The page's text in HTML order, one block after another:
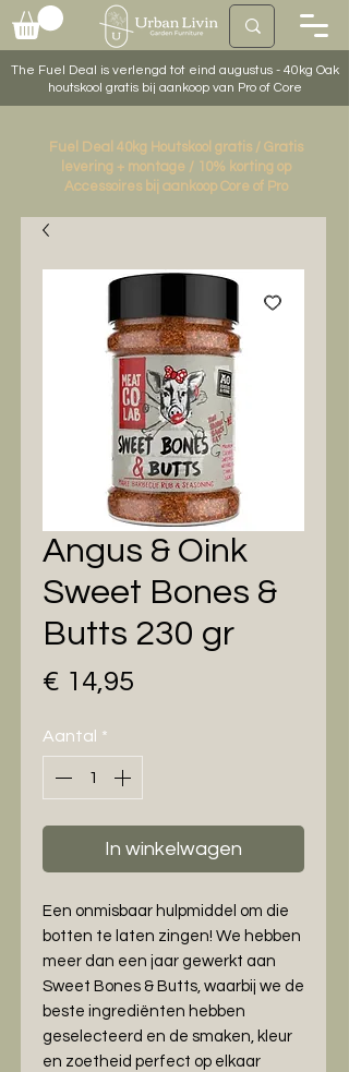
The Fuel Deal is verlengd tot eind augustus - 40kg Oak
houtskool gratis bij aankoop van Pro of Core
Fuel Deal 40kg Houtskool gratis / Gratis
levering + montage / 10% korting op
Accessoires bij aankoop Core of Pro
Angus & Oink
Sweet Bones &
Butts 230 gr
€ 14,95
Aantal *
In winkelwagen
Een onmisbaar hulpmiddel om die
botten te laten zingen! We hebben
meer dan een jaar gewerkt aan
Sweet Bones & Butts, waarbij we de
beste ingrediënten hebben
geselecteerd en de smaken, kleur
en zoetheid perfect op elkaar